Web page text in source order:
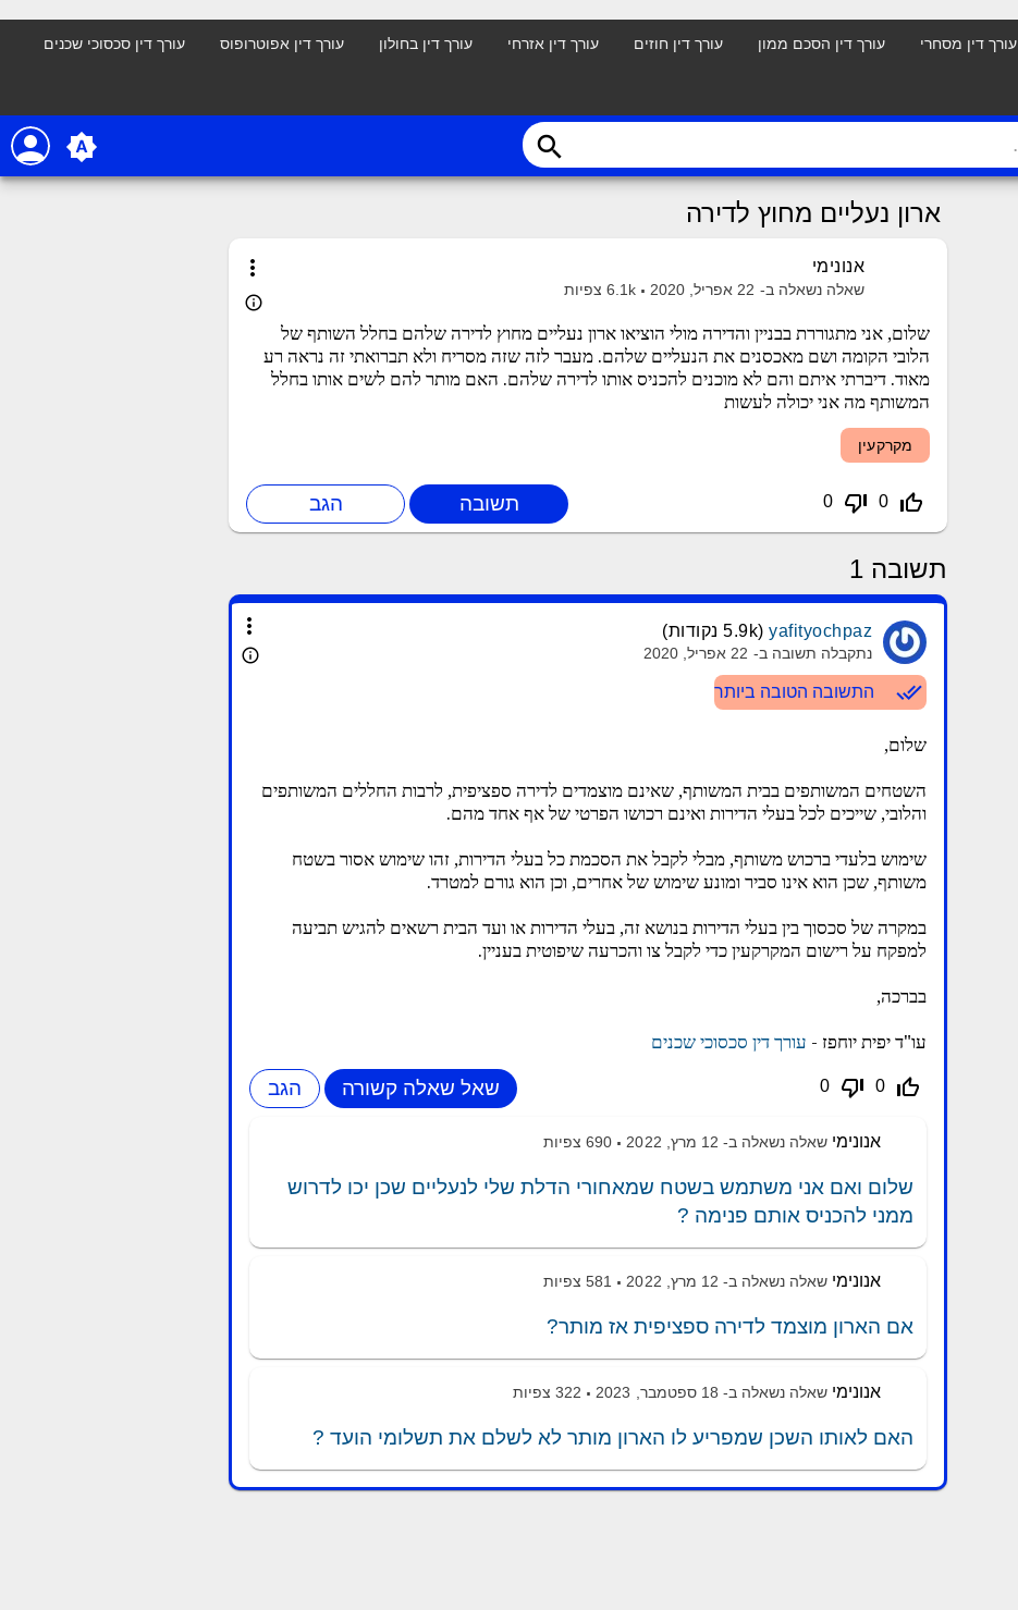
עורך דין מסחרי עורך דין הסכם ממון עורך דין חוזים עורך דין אזרחי עורך דין בחולון עורך דין אפוטרופוס עורך דין סכסוכי שכנים
person search
brightness_auto
ארון נעליים מחוץ לדירה
more_vert אנונימי
שאלה נשאלה ב- 22 אפריל, 2020 6.1k צפיות
info_outline
שלום, אני מתגוררת בבניין והדירה מולי הוציאו ארון נעליים מחוץ לדירה שלהם בחלל השותף של
הלובי הקומה ושם מאכסנים את הנעליים שלהם. מעבר לזה שזה מסריח ולא תברואתי זה נראה רע
מאוד. דיברתי איתם והם לא מוכנים להכניס אותו לדירה שלהם. האם מותר להם לשים אותו בחלל
המשותף מה אני יכולה לעשות
מקרקעין
thumb_up_off_alt
0
thumb_down_off_alt
0
תשובה 1
more_vert yafityochpaz
(
5.9k נקודות)
נתקבלה תשובה ב- 22 אפריל, 2020 info_outline
done_all התשובה הטובה ביותר
שלום,
השטחים המשותפים בבית המשותף, שאינם מוצמדים לדירה ספציפית, לרבות החללים המשותפים
והלובי, שייכים לכל בעלי הדירות ואינם רכושו הפרטי של אף אחד מהם.
שימוש בלעדי ברכוש משותף, מבלי לקבל את הסכמת כל בעלי הדירות, זהו שימוש אסור בשטח
משותף, שכן הוא אינו סביר ומונע שימוש של אחרים, וכן הוא גורם למטרד.
במקרה של סכסוך בין בעלי הדירות בנושא זה, בעלי הדירות או ועד הבית רשאים להגיש תביעה
למפקח על רישום המקרקעין כדי לקבל צו והכרעה שיפוטית בעניין.
בברכה,
עו"ד יפית יוחפז - עורך דין סכסוכי שכנים
thumb_up_off_alt
0
thumb_down_off_alt
0
אנונימי שאלה נשאלה ב- 12 מרץ, 2022 690צפיות
שלום ואם אני משתמש בשטח שמאחורי הדלת שלי לנעליים שכן יכו לדרוש
ממני להכניס אותם פנימה ?
אנונימי שאלה נשאלה ב- 12 מרץ, 2022 581צפיות
אם הארון מוצמד לדירה ספציפית אז מותר?
אנונימי שאלה נשאלה ב- 18 ספטמבר, 2023 322צפיות
האם לאותו השכן שמפריע לו הארון מותר לא לשלם את תשלומי הועד ?